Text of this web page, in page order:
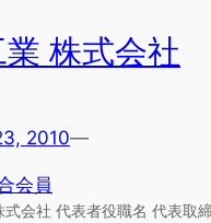
株式会社
2010—
会員
会社 代表者役職名 代表取